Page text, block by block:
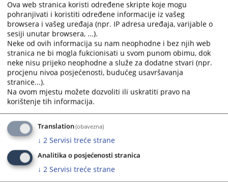
and
select
a
date.
Press
the
question
mark
key
get
the
keyboard
shortcuts
for
and
select
a
date.
Press
the
question
mark
key
the
keyboard
shortcuts
for
Ova web stranica koristi određene skripte koje mogu
pohranjivati i koristiti određene informacije iz vašeg
browsera i vašeg uređaja (npr. IP adresa uređaja, varijable o
sesiji unutar browsera, ...).
Neke od ovih informacija su nam neophodne i bez njih web
stranica ne bi mogla fukcionisati u svom punom obimu, dok
neke nisu prijeko neophodne a služe za dodatne stvari (npr.
procjenu nivoa posjećenosti, budućeg usavršavanja
stranice...).
Na ovom mjestu možete dozvoliti ili uskratiti pravo na
korištenje tih informacija.
Translation(obavezna)
↓ 2 Servisi treće strane
Analitika o posjećenosti stranica
↓ 2 Servisi treće strane